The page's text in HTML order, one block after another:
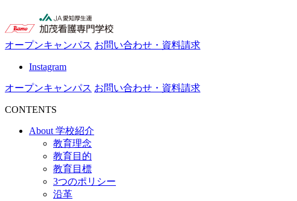
オープンキャンパス お問い合わせ・資料請求
Instagram
オープンキャンパス お問い合わせ・資料請求
CONTENTS
About 学校紹介
教育理念
教育目的
教育目標
3つのポリシー
沿革